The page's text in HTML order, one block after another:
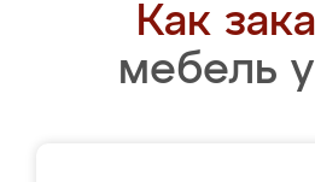
Как
мебель